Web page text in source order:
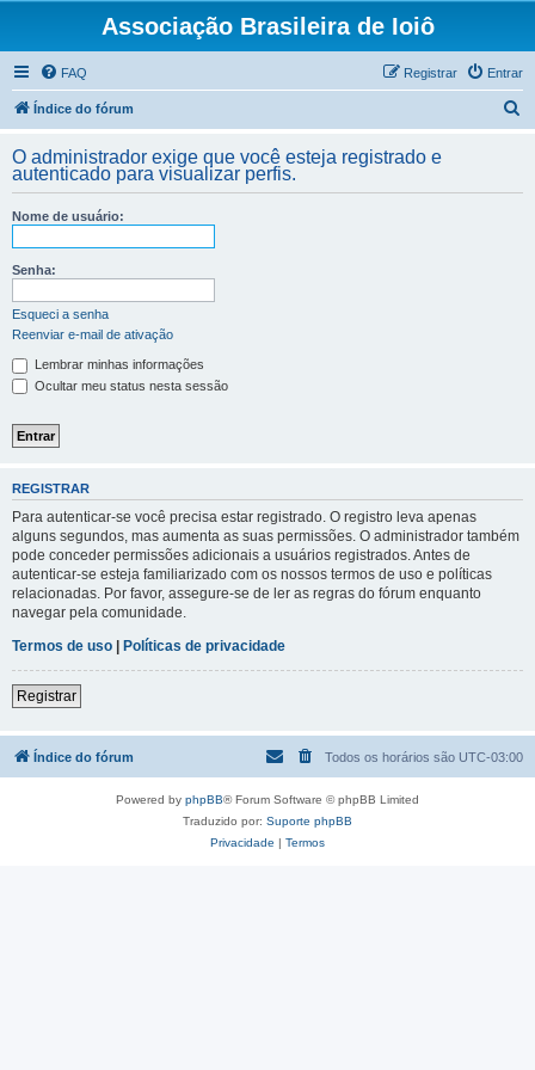
Associação Brasileira de Ioiô
FAQ Entrar
Registrar
Índice do fórum
q
O administrador exige que você esteja registrado e
autenticado para visualizar perfis.
Nome de usuário:
Senha:
Esqueci a senha
Reenviar e-mail de ativação
Lembrar minhas informações
Ocultar meu status nesta sessão
REGISTRAR
Para autenticar-se você precisa estar registrado. O registro leva apenas
alguns segundos, mas aumenta as suas permissões. O administrador também
pode conceder permissões adicionais a usuários registrados. Antes de
autenticar-se esteja familiarizado com os nossos termos de uso e políticas
relacionadas. Por favor, assegure-se de ler as regras do fórum enquanto
navegar pela comunidade.
Termos de uso | Políticas de privacidade
Registrar
Índice do fórum Todos os horários são UTC-03:00
Powered by phpBB® Forum Software © phpBB Limited
Traduzido por: Suporte phpBB
Privacidade | Termos